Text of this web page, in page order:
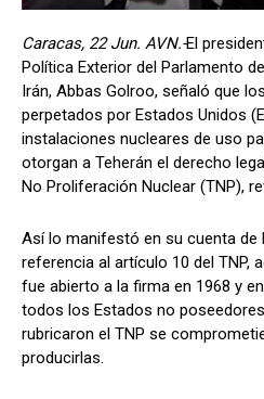
Caracas, 22 Jun. AVN.-El
Política Exterior del Parlamento
Irán, Abbas Golroo, señaló que
perpetados por Estados Unidos
instalaciones nucleares de uso
otorgan a Teherán el derecho
No Proliferación Nuclear (TNP),
Así lo manifestó en su cuenta de
referencia al artículo 10 del TNP,
fue abierto a la firma en 1968 y
todos los Estados no
rubricaron el TNP se
producirlas.